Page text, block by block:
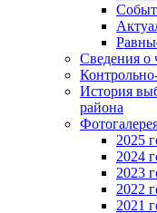
Сведения о
История
района
2025
2024
2023
2022
2021